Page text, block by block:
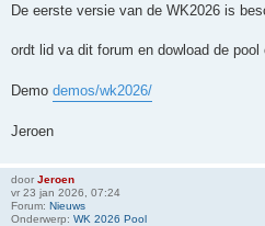
De eerste versie van de WK2026 is
ordt lid va dit forum en dowload de pool
Demo demos/wk2026/
Jeroen
door Jeroen
vr 23 jan 2026, 07:24
Forum: Nieuws
Onderwerp: WK 2026 Pool